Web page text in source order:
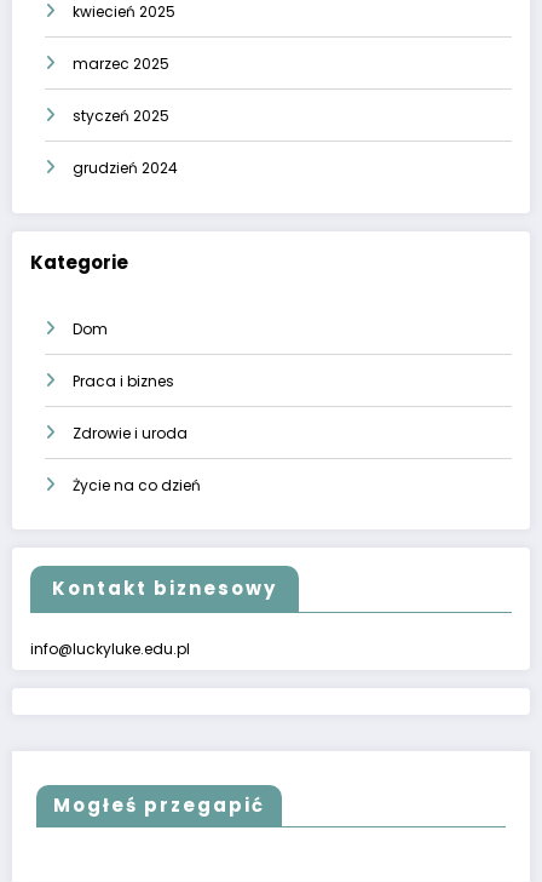
kwiecień 2025
marzec 2025
styczeń 2025
grudzień 2024
Kategorie
Dom
Praca i biznes
Zdrowie i uroda
Życie na co dzień
Kontakt biznesowy
info@luckyluke.edu.pl
Mogłeś przegapić